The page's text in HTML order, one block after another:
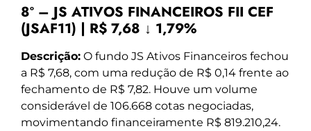
8º – JS ATIVOS FINANCEIROS FII CEF
(JSAF11) | R$ 7,68 ↓ 1,79%
Descrição: O fundo JS Ativos Financeiros fechou
a R$ 7,68, com uma redução de R$ 0,14 frente ao
fechamento de R$ 7,82. Houve um volume
considerável de 106.668 cotas negociadas,
movimentando financeiramente R$ 819.210,24.